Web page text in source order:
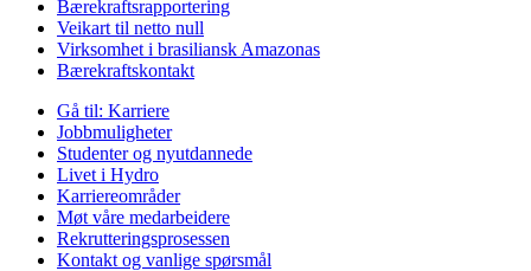
Bærekraftsrapportering
Veikart til netto null
Virksomhet i brasiliansk Amazonas
Bærekraftskontakt
Gå til: Karriere
Jobbmuligheter
Studenter og nyutdannede
Livet i Hydro
Karriereområder
Møt våre medarbeidere
Rekrutteringsprosessen
Kontakt og vanlige spørsmål